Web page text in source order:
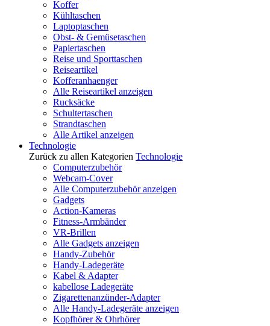
Koffer
Kühltaschen
Laptoptaschen
Obst- & Gemüsetaschen
Papiertaschen
Reise und Sporttaschen
Reiseartikel
Kofferanhaenger
Alle Reiseartikel anzeigen
Rucksäcke
Schultertaschen
Strandtaschen
Alle Artikel anzeigen
Technologie
Zurück zu allen Kategorien Technologie
Computerzubehör
Webcam-Cover
Alle Computerzubehör anzeigen
Gadgets
Action-Kameras
Fitness-Armbänder
VR-Brillen
Alle Gadgets anzeigen
Handy-Zubehör
Handy-Ladegeräte
Kabel & Adapter
kabellose Ladegeräte
Zigarettenanzünder-Adapter
Alle Handy-Ladegeräte anzeigen
Kopfhörer & Ohrhörer